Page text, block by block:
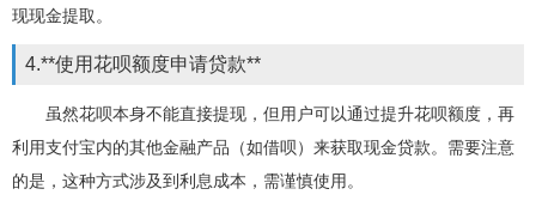
现现金提取。
4.**使用花呗额度申请贷款**
虽然花呗本身不能直接提现，但用户可以通过提升花呗额度，再
利用支付宝内的其他金融产品（如借呗）来获取现金贷款。需要注意
的是，这种方式涉及到利息成本，需谨慎使用。